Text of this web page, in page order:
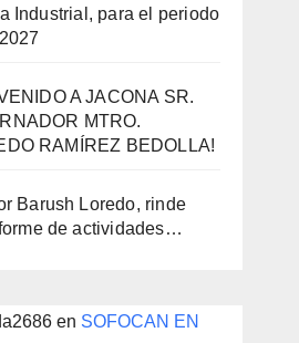
Industrial, para el periodo
A JACONA SR.
MTRO.
RAMÍREZ BEDOLLA!
Barush Loredo, rinde
de actividades…
en SOFOCAN EN